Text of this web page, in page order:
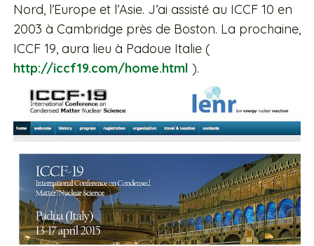
Nord, l’Europe et l’Asie. J’ai assisté au ICCF 10 en
2003 à Cambridge près de Boston. La prochaine,
ICCF 19, aura lieu à Padoue Italie (
http://iccf19.com/home.html ).